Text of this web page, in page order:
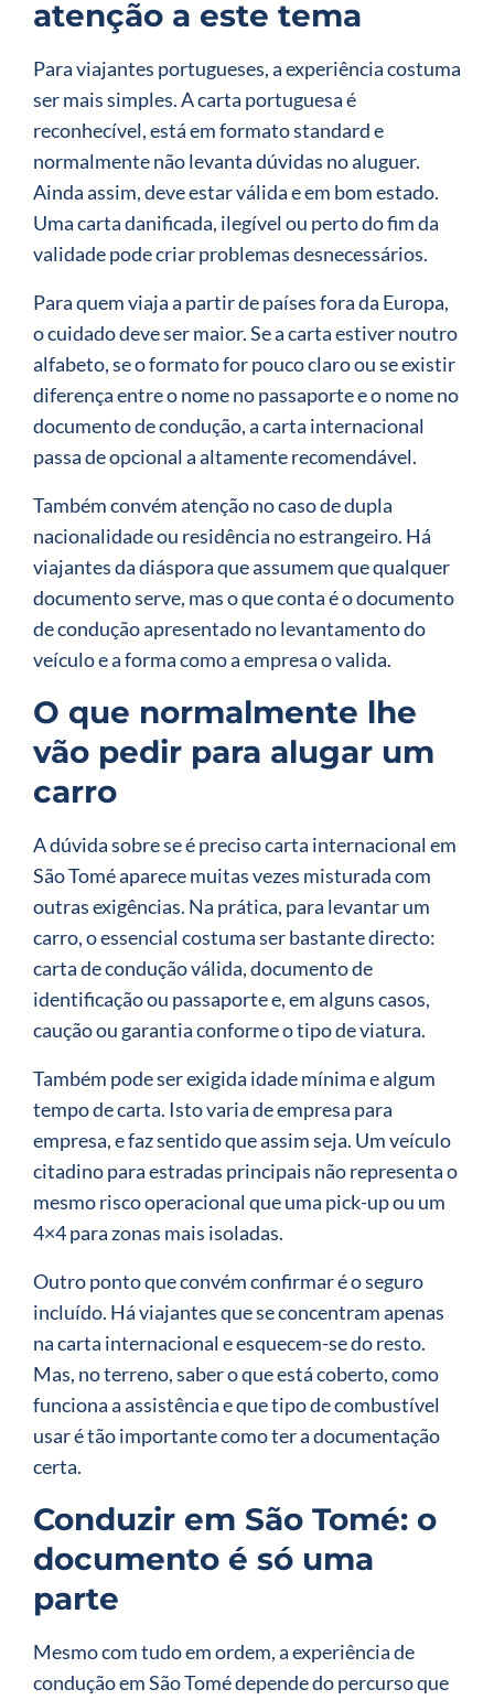
atenção a este tema
Para viajantes portugueses, a experiência costuma
ser mais simples. A carta portuguesa é
reconhecível, está em formato standard e
normalmente não levanta dúvidas no aluguer.
Ainda assim, deve estar válida e em bom estado.
Uma carta danificada, ilegível ou perto do fim da
validade pode criar problemas desnecessários.
Para quem viaja a partir de países fora da Europa,
o cuidado deve ser maior. Se a carta estiver noutro
alfabeto, se o formato for pouco claro ou se existir
diferença entre o nome no passaporte e o nome no
documento de condução, a carta internacional
passa de opcional a altamente recomendável.
Também convém atenção no caso de dupla
nacionalidade ou residência no estrangeiro. Há
viajantes da diáspora que assumem que qualquer
documento serve, mas o que conta é o documento
de condução apresentado no levantamento do
veículo e a forma como a empresa o valida.
O que normalmente lhe
vão pedir para alugar um
carro
A dúvida sobre se é preciso carta internacional em
São Tomé aparece muitas vezes misturada com
outras exigências. Na prática, para levantar um
carro, o essencial costuma ser bastante directo:
carta de condução válida, documento de
identificação ou passaporte e, em alguns casos,
caução ou garantia conforme o tipo de viatura.
Também pode ser exigida idade mínima e algum
tempo de carta. Isto varia de empresa para
empresa, e faz sentido que assim seja. Um veículo
citadino para estradas principais não representa o
mesmo risco operacional que uma pick-up ou um
4×4 para zonas mais isoladas.
Outro ponto que convém confirmar é o seguro
incluído. Há viajantes que se concentram apenas
na carta internacional e esquecem-se do resto.
Mas, no terreno, saber o que está coberto, como
funciona a assistência e que tipo de combustível
usar é tão importante como ter a documentação
certa.
Conduzir em São Tomé: o
documento é só uma
parte
Mesmo com tudo em ordem, a experiência de
condução em São Tomé depende do percurso que